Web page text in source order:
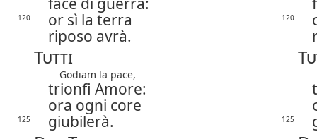
120 or sì la terra 120
riposo avrà.
Tutti
Godiam la pace,
trionfi Amore:
ora ogni core
125 giubilerà. 125